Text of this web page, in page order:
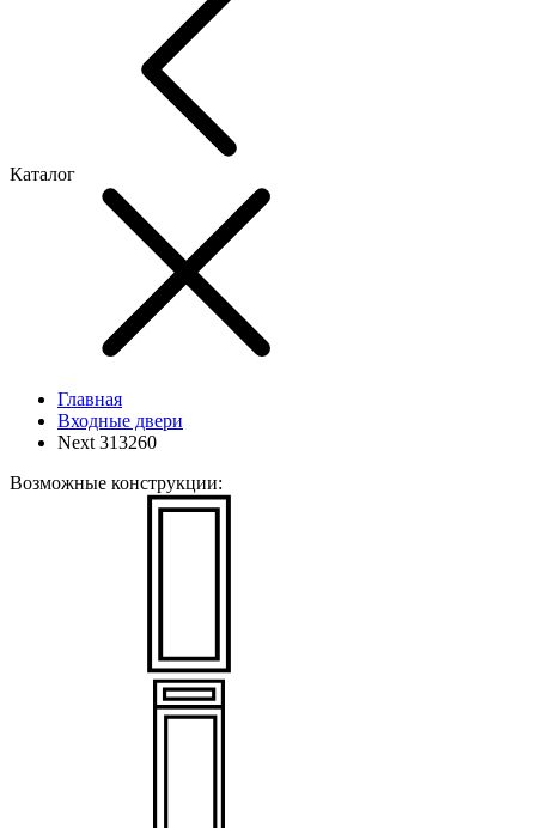
Каталог
Главная
Входные двери
Next 313260
Возможные конструкции: